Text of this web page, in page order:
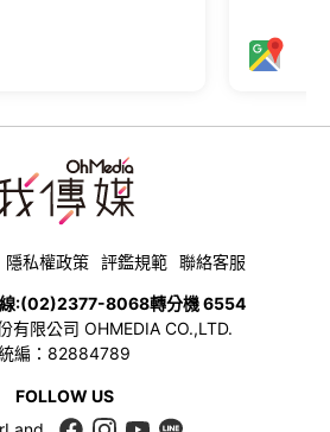
隱私權政策 評鑑規範 聯絡客服
:(02)2377-8068轉分機 6554
有限公司 OHMEDIA CO.,LTD.
編：82884789
FOLLOW US